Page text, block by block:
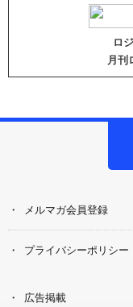
ロ
月刊
メルマガ会員登録
プライバシーポリシー
広告掲載